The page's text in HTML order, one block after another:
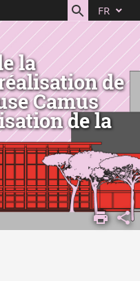
FR
la
de
Camus
de la